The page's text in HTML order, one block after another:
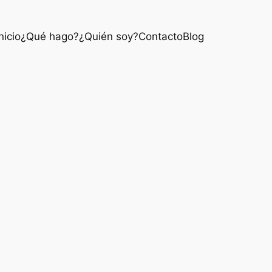
¿Qué hago?¿Quién soy?ContactoBlog